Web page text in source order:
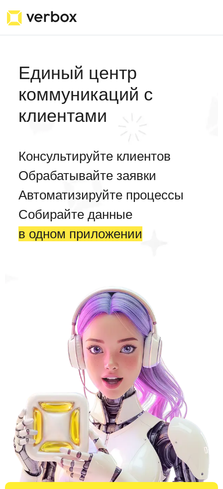
Единый центр
коммуникаций с
клиентами
Консультируйте клиентов
Обрабатывайте заявки
Автоматизируйте процессы
Собирайте данные
в одном приложении